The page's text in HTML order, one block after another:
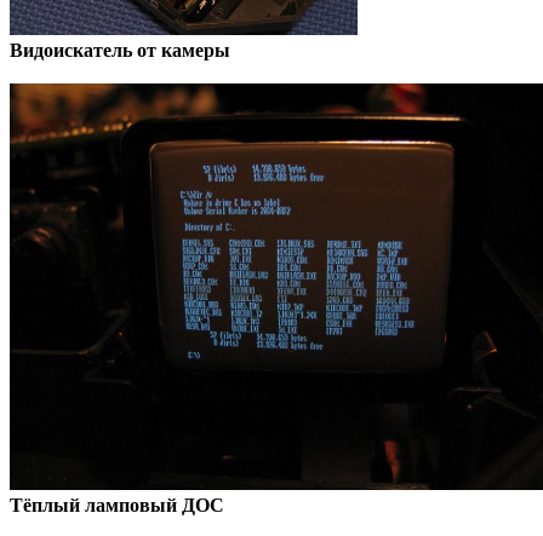
Видоискатель от камеры
Тёплый ламповый ДОС